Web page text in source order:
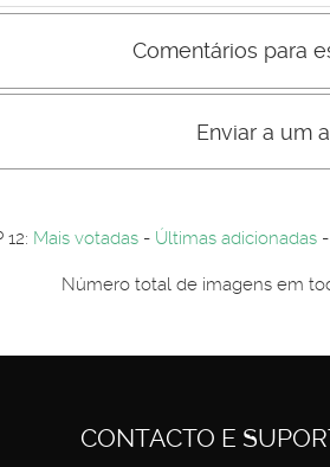
Comentários para
Os comentário não são visiveis para
Por-favor registe-se...
Enviar a um
12: Mais votadas - Últimas adicionadas -
Número total de imagens em
CONTACTO E